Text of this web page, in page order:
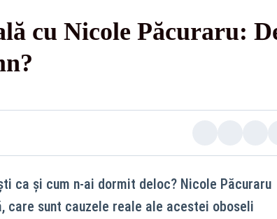
cu Nicole Păcuraru:
ca și cum n-ai dormit deloc? Nicole Păcuraru
care sunt cauzele reale ale acestei oboseli